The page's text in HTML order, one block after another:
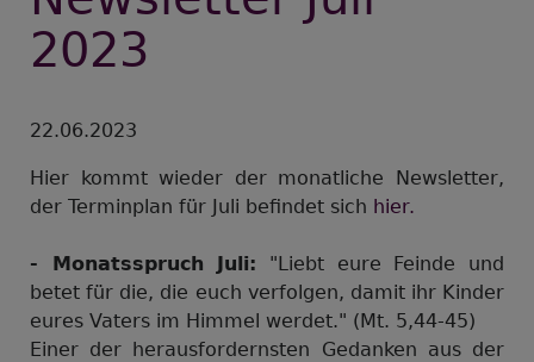
2023
22.06.2023
Hier kommt wieder der monatliche Newsletter,
der Terminplan für Juli befindet sich hier.
- Monatsspruch Juli: "Liebt eure Feinde und
betet für die, die euch verfolgen, damit ihr Kinder
eures Vaters im Himmel werdet." (Mt. 5,44-45)
Einer der herausfordernsten Gedanken aus der